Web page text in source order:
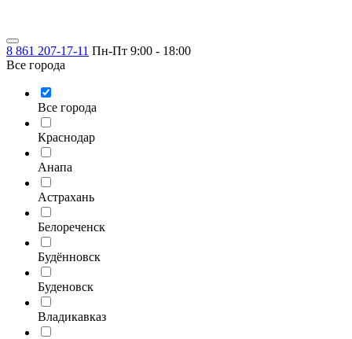
8 861 207-17-11 Пн-Пт 9:00 - 18:00
Все города
Все города
Краснодар
Анапа
Астрахань
Белореченск
Будённовск
Буденовск
Владикавказ